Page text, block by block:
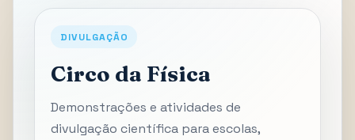
DIVULGAÇÃO
Circo da Física
Demonstrações e atividades de
divulgação científica para escolas,